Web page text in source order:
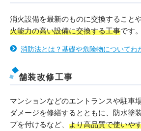
消火設備を最新のものに交換すること
火能力の高い設備に交換する工事です。
消防法とは？基礎や危険物についてわ
舗装改修工事
マンションなどのエントランスや駐車
ダメージを修繕するとともに、防水塗
プを付けるなど、 より高品質で使いや